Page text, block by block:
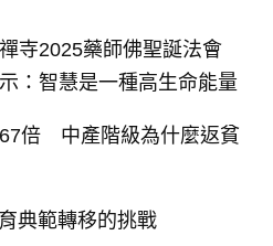
寺2025藥師佛聖誕法會
：智慧是一種高生命能量
倍 中產階級為什麼返貧
典範轉移的挑戰